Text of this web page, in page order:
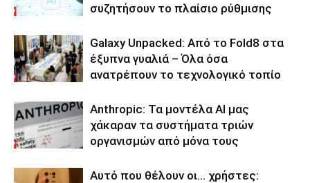
συζητήσουν το πλαίσιο ρύθμισης
Galaxy Unpacked: Από το Fold8 στα
έξυπνα γυαλιά – Όλα όσα
ανατρέπουν το τεχνολογικό τοπίο
Anthropic: Τα μοντέλα AI μας
χάκαραν τα συστήματα τριών
οργανισμών από μόνα τους
Αυτό που θέλουν οι… χρήστες: